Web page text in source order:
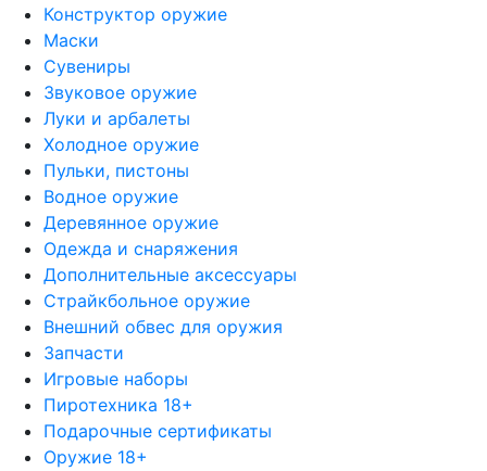
Конструктор оружие
Маски
Сувениры
Звуковое оружие
Луки и арбалеты
Холодное оружие
Пульки, пистоны
Водное оружие
Деревянное оружие
Одежда и снаряжения
Дополнительные аксессуары
Страйкбольное оружие
Внешний обвес для оружия
Запчасти
Игровые наборы
Пиротехника 18+
Подарочные сертификаты
Оружие 18+